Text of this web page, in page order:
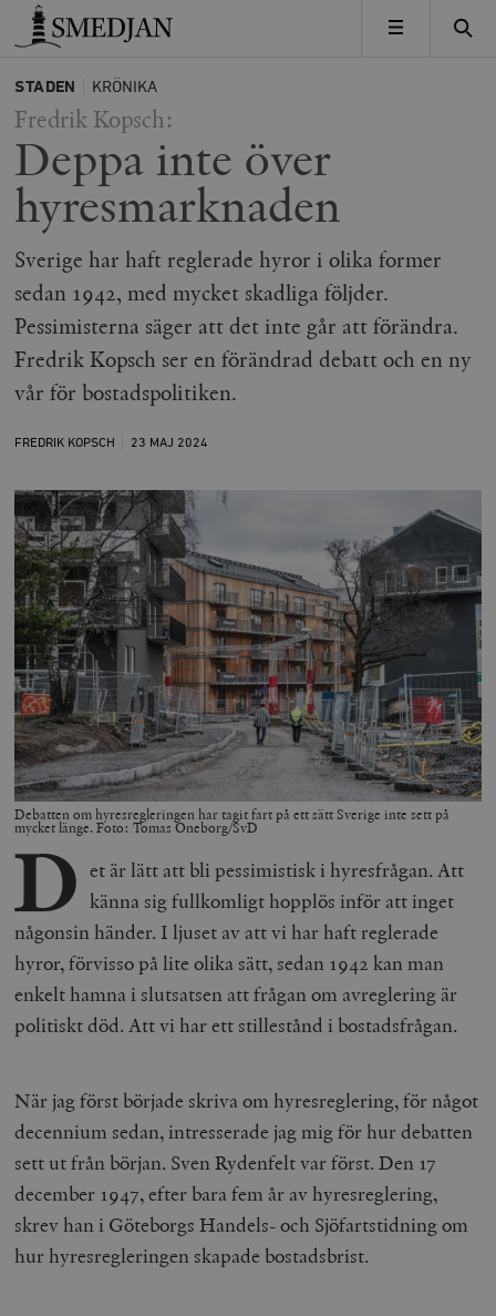
Timbro
MENY
STADEN KRÖNIKA
Fredrik Kopsch:
Deppa inte över
hyresmarknaden
Sverige har haft reglerade hyror i olika former
sedan 1942, med mycket skadliga följder.
Pessimisterna säger att det inte går att förändra.
Fredrik Kopsch ser en förändrad debatt och en ny
vår för bostadspolitiken.
FREDRIK KOPSCH 23 MAJ 2024
Debatten om hyresregleringen har tagit fart på ett sätt Sverige inte sett på
mycket länge. Foto: Tomas Oneborg/SvD
D et är lätt att bli pessimistisk i hyresfrågan. Att
känna sig fullkomligt hopplös inför att inget
någonsin händer. I ljuset av att vi har haft reglerade
hyror, förvisso på lite olika sätt, sedan 1942 kan man
enkelt hamna i slutsatsen att frågan om avreglering är
politiskt död. Att vi har ett stillestånd i bostadsfrågan.
När jag först började skriva om hyresreglering, för något
decennium sedan, intresserade jag mig för hur debatten
sett ut från början. Sven Rydenfelt var först. Den 17
december 1947, efter bara fem år av hyresreglering,
skrev han i Göteborgs Handels- och Sjöfartstidning om
hur hyresregleringen skapade bostadsbrist.